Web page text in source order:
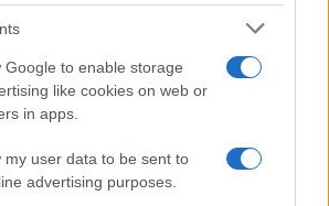
Google to enable storage
like cookies on web or
in apps.
my user data to be sent to
advertising purposes.
dire meno Europa”. Il piano
che verrà
di essere favorevoli o
Con certe